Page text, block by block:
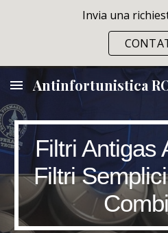
Invia una
Antinfortunistica
Filtri Antigas
Filtri